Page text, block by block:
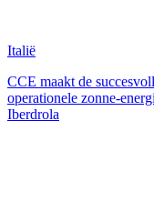
Italië
CCE maakt de
operationele zonne-
Iberdrola